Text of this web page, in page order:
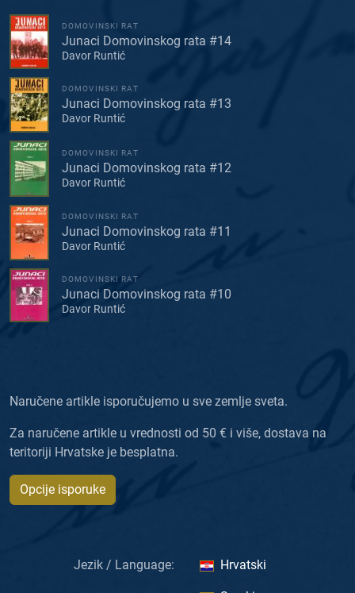
DOMOVINSKI RAT
Junaci Domovinskog rata #14
Davor Runtić
DOMOVINSKI RAT
Junaci Domovinskog rata #13
Davor Runtić
DOMOVINSKI RAT
Junaci Domovinskog rata #12
Davor Runtić
DOMOVINSKI RAT
Junaci Domovinskog rata #11
Davor Runtić
DOMOVINSKI RAT
Junaci Domovinskog rata #10
Davor Runtić
Naručene artikle isporučujemo u sve zemlje sveta.
Za naručene artikle u vrednosti od 50 € i više, dostava na
teritoriji Hrvatske je besplatna.
Opcije isporuke
Jezik / Language: Hrvatski